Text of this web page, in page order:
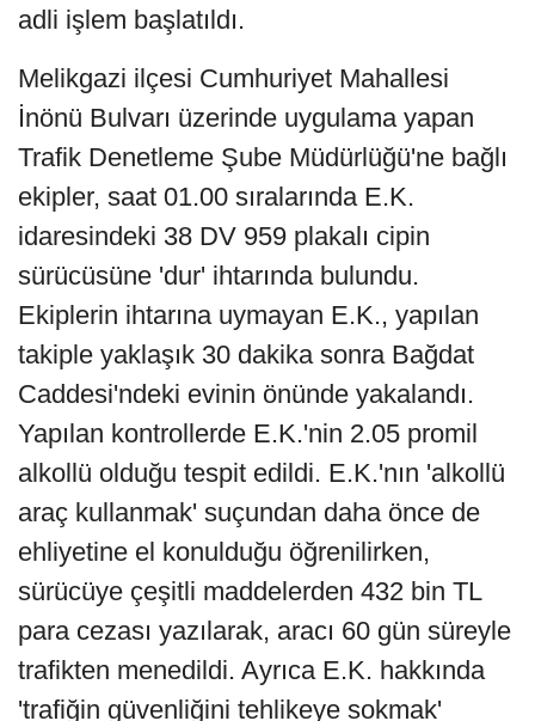
adli işlem başlatıldı.
Melikgazi ilçesi Cumhuriyet Mahallesi
İnönü Bulvarı üzerinde uygulama yapan
Trafik Denetleme Şube Müdürlüğü'ne bağlı
ekipler, saat 01.00 sıralarında E.K.
idaresindeki 38 DV 959 plakalı cipin
sürücüsüne 'dur' ihtarında bulundu.
Ekiplerin ihtarına uymayan E.K., yapılan
takiple yaklaşık 30 dakika sonra Bağdat
Caddesi'ndeki evinin önünde yakalandı.
Yapılan kontrollerde E.K.'nin 2.05 promil
alkollü olduğu tespit edildi. E.K.'nın 'alkollü
araç kullanmak' suçundan daha önce de
ehliyetine el konulduğu öğrenilirken,
sürücüye çeşitli maddelerden 432 bin TL
para cezası yazılarak, aracı 60 gün süreyle
trafikten menedildi. Ayrıca E.K. hakkında
'trafiğin güvenliğini tehlikeye sokmak'